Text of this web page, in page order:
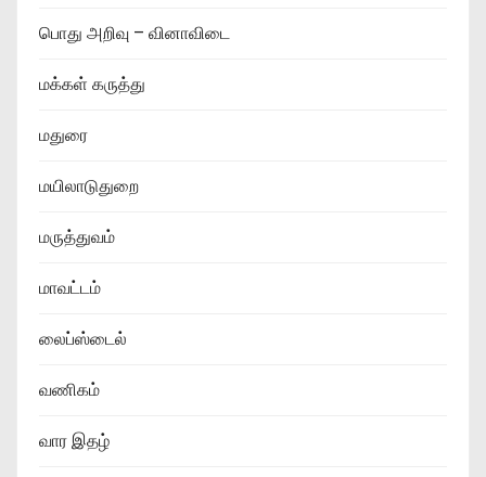
பொது அறிவு – வினாவிடை
மக்கள் கருத்து
மதுரை
மயிலாடுதுறை
மருத்துவம்
மாவட்டம்
லைப்ஸ்டைல்
வணிகம்
வார இதழ்